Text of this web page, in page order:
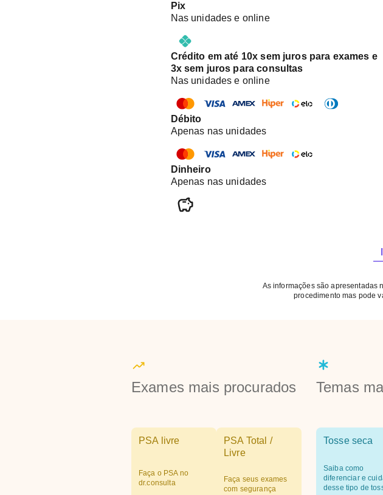
Pix
Nas unidades e online
Crédito em até 10x sem juros para exames e
3x sem juros para consultas
Nas unidades e online
Débito
Apenas nas unidades
Dinheiro
Apenas nas unidades
As informações são apresentadas
procedimento mas pode
Exames mais procurados
PSA livre
Faça o PSA no
dr.consulta
PSA Total /
Livre
Faça seus exames
com segurança
Temas
Tosse seca
Saiba como
diferenciar e
desse tipo de